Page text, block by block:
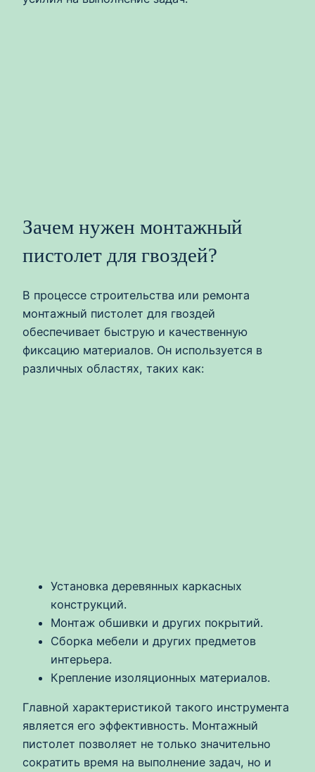
Зачем нужен монтажный
пистолет для гвоздей?
В процессе строительства или ремонта
монтажный пистолет для гвоздей
обеспечивает быструю и качественную
фиксацию материалов. Он используется в
различных областях, таких как:
Установка деревянных каркасных
конструкций.
Монтаж обшивки и других покрытий.
Сборка мебели и других предметов
интерьера.
Крепление изоляционных материалов.
Главной характеристикой такого инструмента
является его эффективность. Монтажный
пистолет позволяет не только значительно
сократить время на выполнение задач, но и